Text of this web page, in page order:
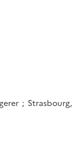
; Strasbourg,